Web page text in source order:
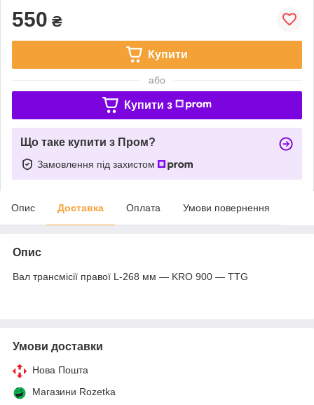
550 ₴
Купити
або
Купити з
Що таке купити з Пром?
Замовлення під захистом
Опис Доставка Оплата Умови повернення
Опис
Вал трансмісії правої L-268 мм — KRO 900 — TTG
Умови доставки
Нова Пошта
Магазини Rozetka